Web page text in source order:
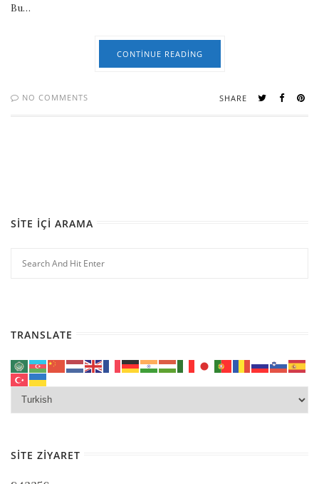
Bu…
CONTINUE READING
NO COMMENTS SHARE
SITE İÇI ARAMA
TRANSLATE
SITE ZIYARET